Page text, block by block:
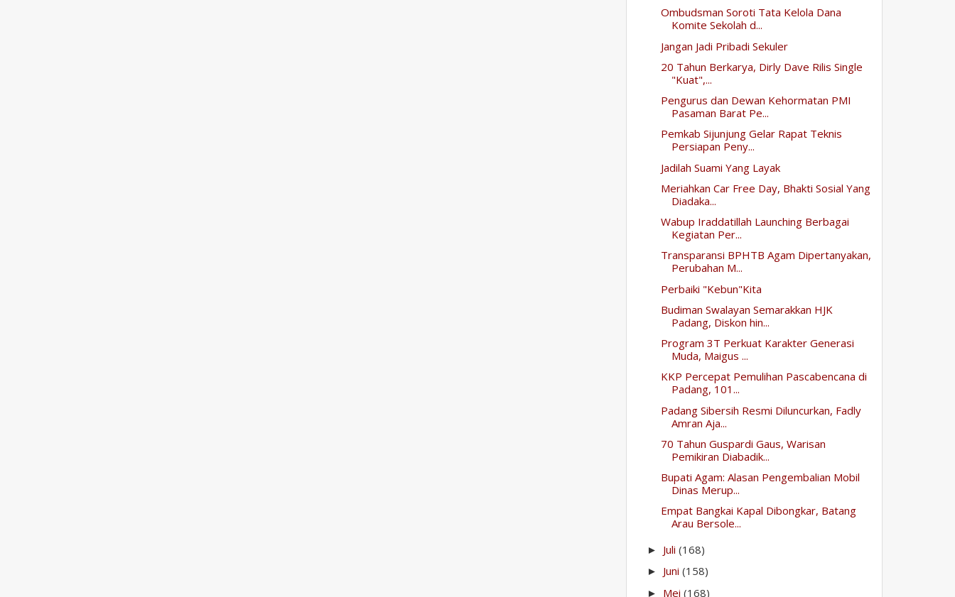
Ombudsman Soroti Tata Kelola Dana
Komite Sekolah d...
Jangan Jadi Pribadi Sekuler
20 Tahun Berkarya, Dirly Dave Rilis Single
"Kuat",...
Pengurus dan Dewan Kehormatan PMI
Pasaman Barat Pe...
Pemkab Sijunjung Gelar Rapat Teknis
Persiapan Peny...
Jadilah Suami Yang Layak
Meriahkan Car Free Day, Bhakti Sosial Yang
Diadaka...
Wabup Iraddatillah Launching Berbagai
Kegiatan Per...
Transparansi BPHTB Agam Dipertanyakan,
Perubahan M...
Perbaiki "Kebun"Kita
Budiman Swalayan Semarakkan HJK
Padang, Diskon hin...
Program 3T Perkuat Karakter Generasi
Muda, Maigus ...
KKP Percepat Pemulihan Pascabencana di
Padang, 101...
Padang Sibersih Resmi Diluncurkan, Fadly
Amran Aja...
70 Tahun Guspardi Gaus, Warisan
Pemikiran Diabadik...
Bupati Agam: Alasan Pengembalian Mobil
Dinas Merup...
Empat Bangkai Kapal Dibongkar, Batang
Arau Bersole...
► Juli(168)
► Juni(158)
► Mei(168)